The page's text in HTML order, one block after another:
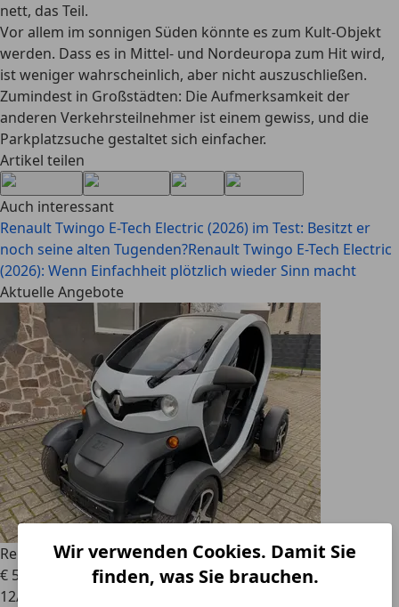
Wir verwenden Cookies. Damit Sie
finden, was Sie brauchen.
nett, das Teil.
Vor allem im sonnigen Süden könnte es zum Kult-Objekt
werden. Dass es in Mittel- und Nordeuropa zum Hit wird,
ist weniger wahrscheinlich, aber nicht auszuschließen.
Zumindest in Großstädten: Die Aufmerksamkeit der
anderen Verkehrsteilnehmer ist einem gewiss, und die
Parkplatzsuche gestaltet sich einfacher.
Artikel teilen
Auch interessant
Renault Twingo E-Tech Electric (2026) im Test: Besitzt er
noch seine alten Tugenden?Renault Twingo E-Tech Electric
(2026): Wenn Einfachheit plötzlich wieder Sinn macht
Aktuelle Angebote
Renault Twizy2-Hd Inkl. Batterie Intens original 10.000KM
€ 5.500
12/2016